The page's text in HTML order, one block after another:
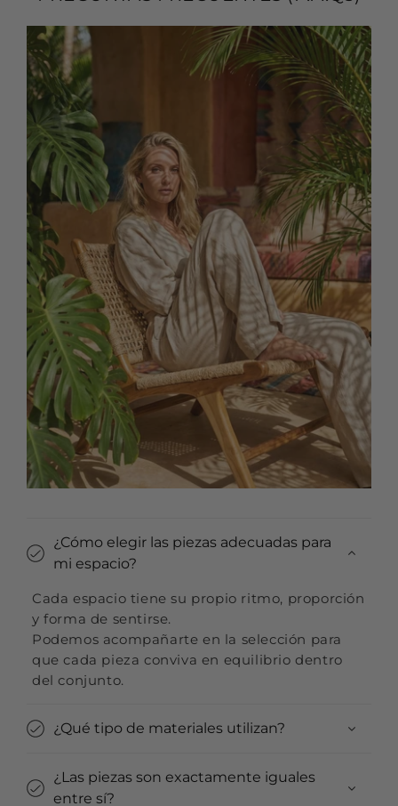
¿Cómo elegir las piezas adecuadas para
mi espacio?
Cada espacio tiene su propio ritmo, proporción
y forma de sentirse.
Podemos acompañarte en la selección para
que cada pieza conviva en equilibrio dentro
del conjunto.
¿Qué tipo de materiales utilizan?
¿Las piezas son exactamente iguales
entre sí?